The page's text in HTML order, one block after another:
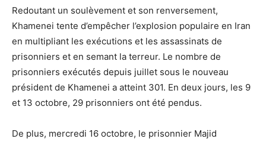
Redoutant un soulèvement et son renversement,
Khamenei tente d’empêcher l’explosion populaire en Iran
en multipliant les exécutions et les assassinats de
prisonniers et en semant la terreur. Le nombre de
prisonniers exécutés depuis juillet sous le nouveau
président de Khamenei a atteint 301. En deux jours, les 9
et 13 octobre, 29 prisonniers ont été pendus.
De plus, mercredi 16 octobre, le prisonnier Majid